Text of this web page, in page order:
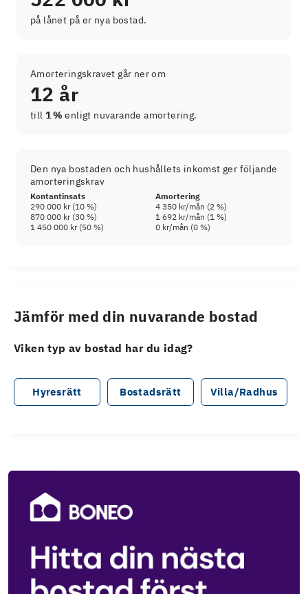
på lånet på er nya bostad.
Amorteringskravet går ner om
12 år
till 1 % enligt nuvarande amortering.
Den nya bostaden och hushållets inkomst ger följande
amorteringskrav
Kontantinsats
Amortering
290 000 kr(10 %) 4 350 kr/mån (2 %)
870 000 kr(30 %) 1 692 kr/mån (1 %)
1 450 000 kr(50 %) 0 kr/mån (0 %)
Jämför med din nuvarande bostad
Viken typ av bostad har du idag?
Hyresrätt Bostadsrätt Villa/Radhus